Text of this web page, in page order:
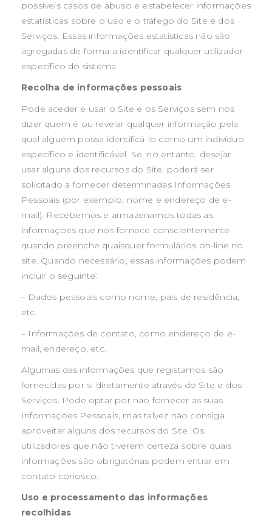
possíveis casos de abuso e estabelecer informações
estatísticas sobre o uso e o tráfego do Site e dos
Serviços. Essas informações estatísticas não são
agregadas de forma a identificar qualquer utilizador
específico do sistema.
Recolha de informações pessoais
Pode aceder e usar o Site e os Serviços sem nos
dizer quem é ou revelar qualquer informação pela
qual alguém possa identificá-lo como um indivíduo
específico e identificável. Se, no entanto, desejar
usar alguns dos recursos do Site, poderá ser
solicitado a fornecer determinadas Informações
Pessoais (por exemplo, nome e endereço de e-
mail). Recebemos e armazenamos todas as
informações que nos fornece conscientemente
quando preenche quaisquer formulários on-line no
site. Quando necessário, essas informações podem
incluir o seguinte:
– Dados pessoais como nome, país de residência,
etc.
– Informações de contato, como endereço de e-
mail, endereço, etc.
Algumas das informações que registamos são
fornecidas por si diretamente através do Site e dos
Serviços. Pode optar por não fornecer as suas
Informações Pessoais, mas talvez não consiga
aproveitar alguns dos recursos do Site. Os
utilizadores que não tiverem certeza sobre quais
informações são obrigatórias podem entrar em
contato conosco.
Uso e processamento das informações
recolhidas